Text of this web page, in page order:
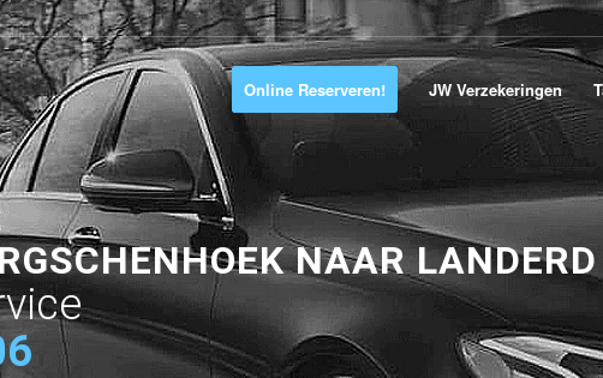
Online Reserveren! JW Verzekeringen
NAAR LANDERD